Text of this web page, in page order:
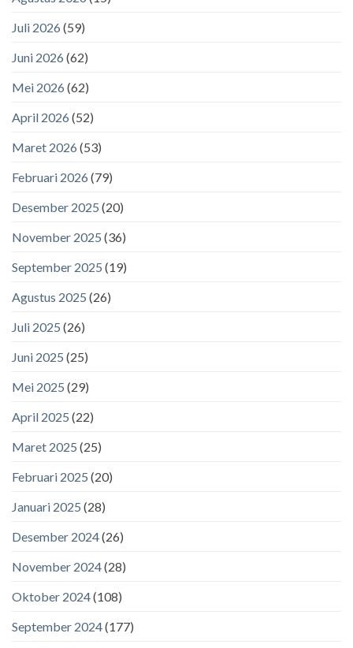
Juli 2026 (59)
Juni 2026 (62)
Mei 2026 (62)
April 2026 (52)
Maret 2026 (53)
Februari 2026 (79)
Desember 2025 (20)
November 2025 (36)
September 2025 (19)
Agustus 2025 (26)
Juli 2025 (26)
Juni 2025 (25)
Mei 2025 (29)
April 2025 (22)
Maret 2025 (25)
Februari 2025 (20)
Januari 2025 (28)
Desember 2024(26)
November 2024(28)
Oktober 2024(108)
September 2024(177)